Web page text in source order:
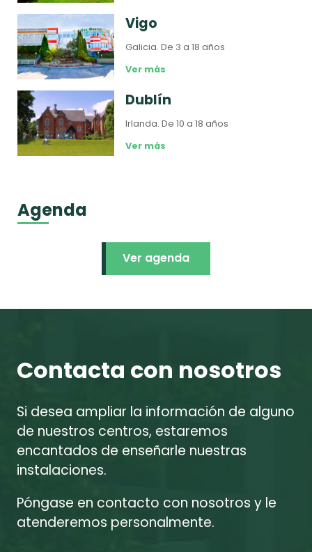
Vigo
Galicia.De 3 a 18 años
Ver más
Dublín
Irlanda.De 10 a 18 años
Ver más
Agenda
Ver agenda
Contacta con nosotros
Si desea ampliar la información de alguno
de nuestros centros, estaremos
encantados de enseñarle nuestras
instalaciones.
Póngase en contacto con nosotros y le
atenderemos personalmente.